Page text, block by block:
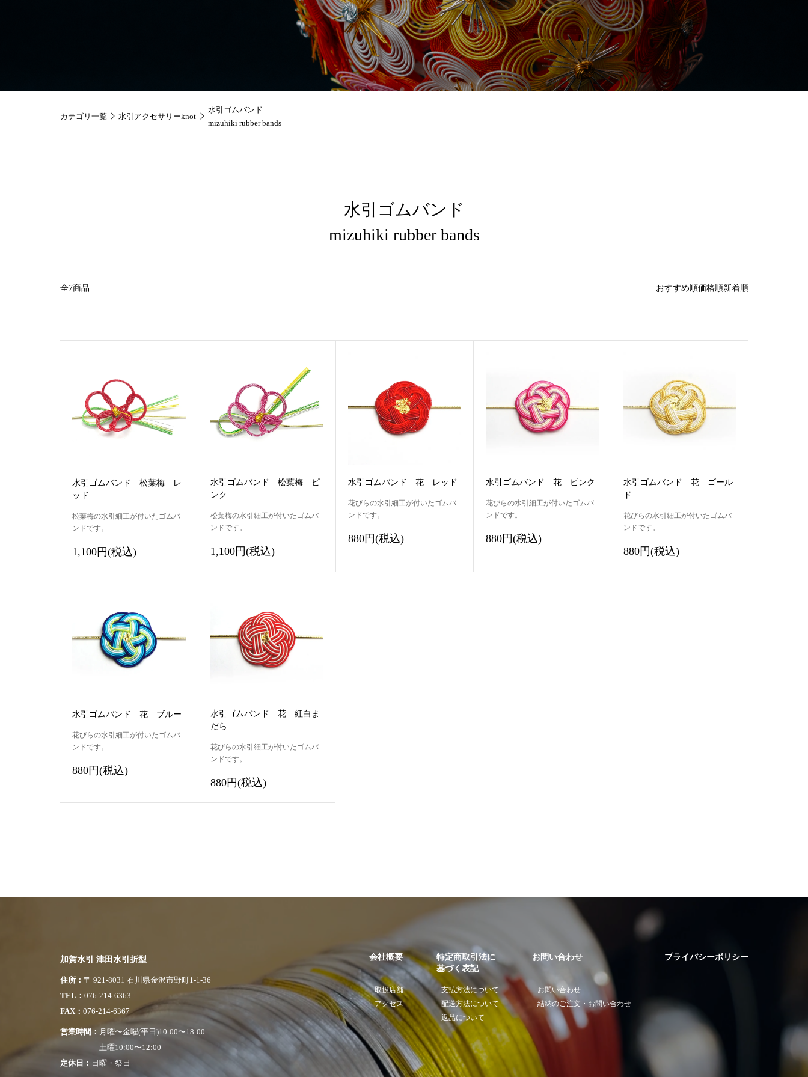
カテゴリ一覧 水引アクセサリーknot
水引ゴムバンド
mizuhiki rubber bands
水引ゴムバンド
mizuhiki rubber bands
全7商品 おすすめ順価格順新着順
水引ゴムバンド 松葉梅 レ
ッド
松葉梅の水引細工が付いたゴムバ
ンドです。
1,100円(税込)
水引ゴムバンド 松葉梅 ピ
ンク
松葉梅の水引細工が付いたゴムバ
ンドです。
1,100円(税込)
水引ゴムバンド 花 レッド
花びらの水引細工が付いたゴムバ
ンドです。
880円(税込)
水引ゴムバンド 花 ピンク
花びらの水引細工が付いたゴムバ
ンドです。
880円(税込)
水引ゴムバンド 花 ゴール
ド
花びらの水引細工が付いたゴムバ
ンドです。
880円(税込)
水引ゴムバンド 花 ブルー
花びらの水引細工が付いたゴムバ
ンドです。
880円(税込)
水引ゴムバンド 花 紅白ま
だら
花びらの水引細工が付いたゴムバ
ンドです。
880円(税込)
加賀水引 津田水引折型
住所
〒 921-8031 石川県金沢市野町1-1-36
TEL
076-214-6363
FAX
076-214-6367
営業時間
月曜〜金曜(平日)10:00〜18:00
土曜10:00〜12:00
定休日
日曜・祭日
会社概要
取扱店舗
アクセス
特定商取引法に
基づく表記
支払方法について
配送方法について
返品について
お問い合わせ
お問い合わせ
結納のご注文・お問い合わせ
プライバシーポリシー